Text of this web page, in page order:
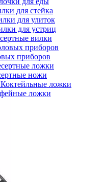
для стейка
для улиток
для устриц
вилки
приборов
ложки
ножи
Коктейльные ложки
ложки